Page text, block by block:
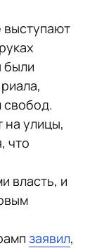
были
свобод.
на улицы,
что
власть, и
заявил,